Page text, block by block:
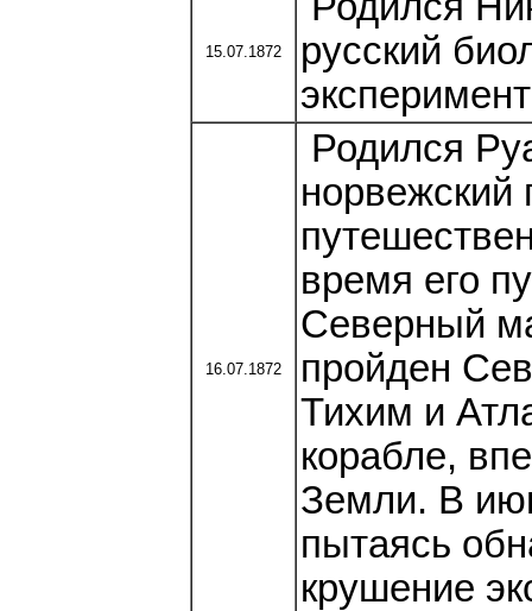
15.07.1872
русский
16.07.1872
Родился
норвежский
время его
Северный
пройден
Тихим и
корабле,
Земли. В
пытаясь
крушение